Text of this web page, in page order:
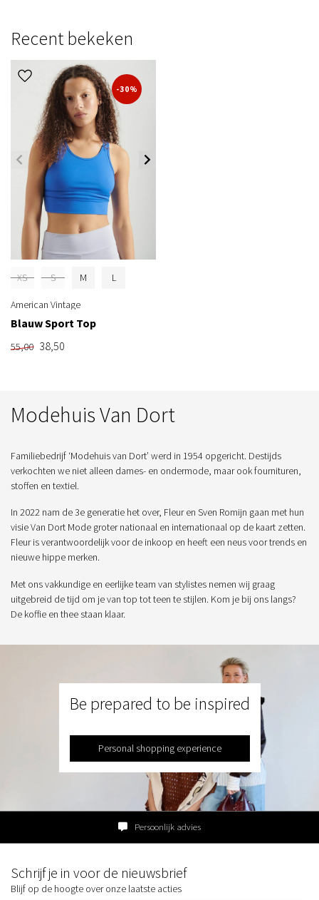
Recent bekeken
-30%
XS S M L
American Vintage
Blauw Sport Top
55,00 38,50
Modehuis Van Dort
Familiebedrijf ‘Modehuis van Dort’ werd in 1954 opgericht. Destijds
verkochten we niet alleen dames- en ondermode, maar ook fournituren,
stoffen en textiel.
In 2022 nam de 3e generatie het over, Fleur en Sven Romijn gaan met hun
visie Van Dort Mode groter nationaal en internationaal op de kaart zetten.
Fleur is verantwoordelijk voor de inkoop en heeft een neus voor trends en
nieuwe hippe merken.
Met ons vakkundige en eerlijke team van stylistes nemen wij graag
uitgebreid de tijd om je van top tot teen te stijlen. Kom je bij ons langs?
De koffie en thee staan klaar.
Be prepared to be inspired
Personal shopping experience
Persoonlijk advies
Schrijf je in voor de nieuwsbrief
Blijf op de hoogte over onze laatste acties